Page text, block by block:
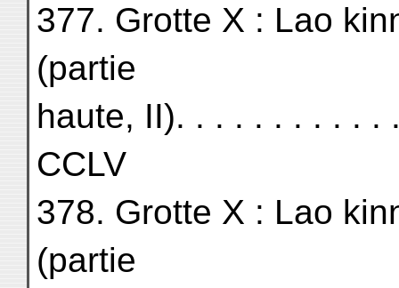
377. Grotte X : Lao
(partie
haute, II). . . . . . . . . . .
CCLV
378. Grotte X : Lao
(partie